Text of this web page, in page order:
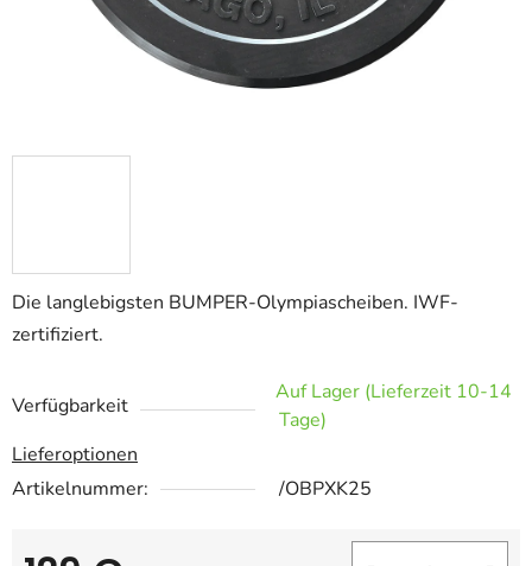
Die langlebigsten BUMPER-Olympiascheiben. IWF-
zertifiziert.
Verfügbarkeit
Auf Lager (Lieferzeit 10-14
Tage)
Lieferoptionen
Artikelnummer:
/OBPXK25